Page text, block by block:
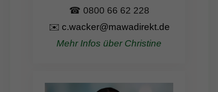
☎ 0800 66 62 228
✉️ c.wacker@mawadirekt.de
Mehr Infos über Christine